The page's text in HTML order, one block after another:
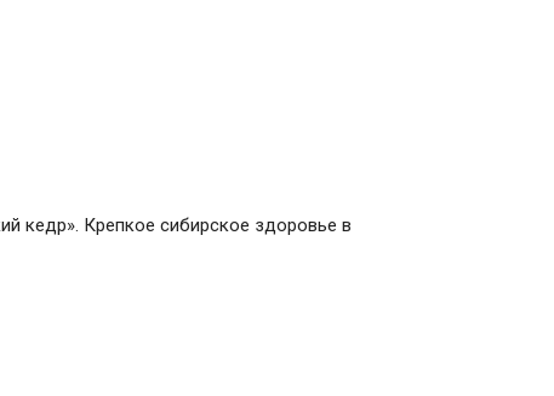
кедр». Крепкое сибирское здоровье в